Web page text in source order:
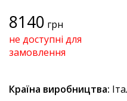
8140 грн
не доступні для
замовлення
Країна виробництва: